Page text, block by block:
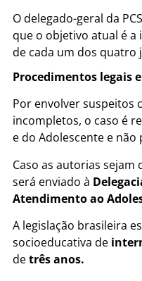
O delegado-geral da
que o objetivo atual é a
de cada um dos quatro
Procedimentos legais
Por envolver suspeitos
incompletos, o caso é
e do Adolescente e não
Caso as autorias
será enviado à
Atendimento ao
A legislação brasileira
socioeducativa de
detrês anos.